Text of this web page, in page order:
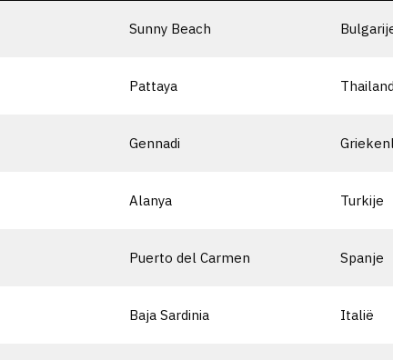
Sunny Beach
Pattaya Thailand
Gennadi
Alanya Turkije
Puerto del Carmen Spanje
Baja Sardinia Italië